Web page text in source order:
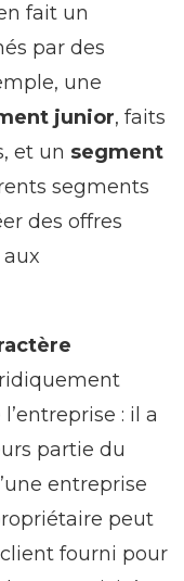
fait un
par des
une
junior, faits
et un segment
segments
des offres
aux
: il a
partie du
entreprise
peut
fourni pour